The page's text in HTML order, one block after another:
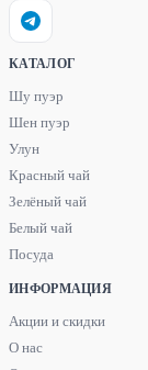
КАТАЛОГ
Шу пуэр
Шен пуэр
Улун
Красный чай
Зелёный чай
Белый чай
Посуда
ИНФОРМАЦИЯ
Акции и скидки
О нас